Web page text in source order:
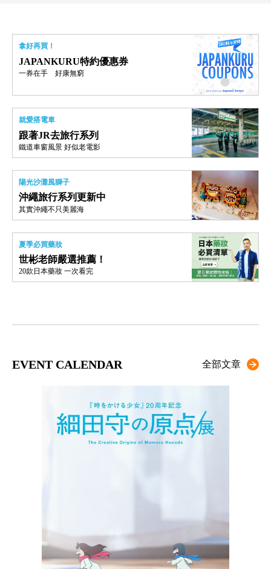
拿好再買！
JAPANKURU特約優惠券
一券在手 好康無窮
就愛搭電車
跟著JR去旅行系列
鐵道車窗風景 好似老電影
陽光沙灘風獅子
沖繩旅行系列更新中
其實沖繩不只美麗海
夏季必買藥妝
世彬老師嚴選推薦！
20款日本藥妝 一次看完
EVENT CALENDAR 全部文章